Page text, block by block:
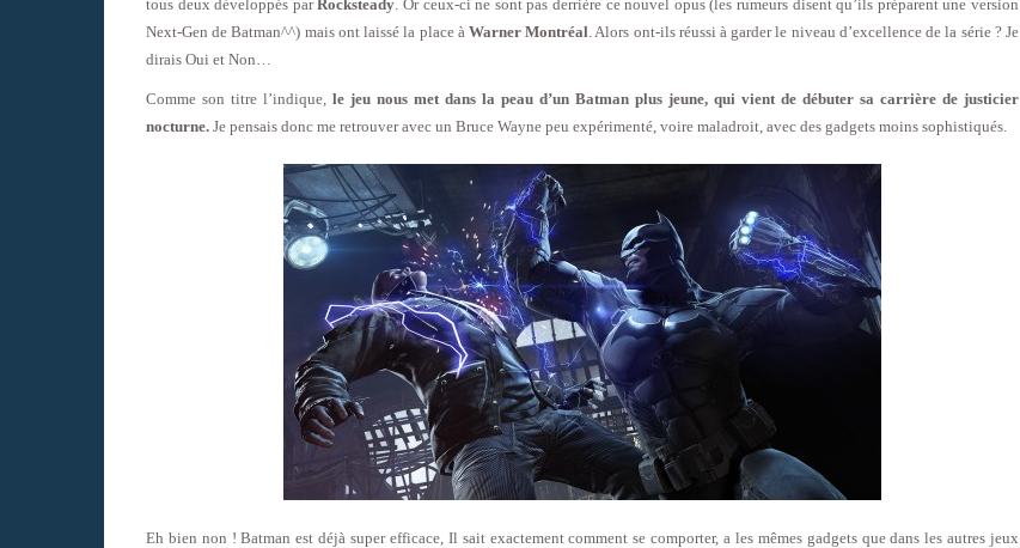
tous deux développés parRocksteady. Or ceux-ci ne sont pas derrière ce nouvel opus (les rumeurs disent qu’ils préparent une version
Next-Gen de Batman^^) mais ont laissé la place à Warner Montréal. Alors ont-ils réussi à garder le niveau d’excellence de la série ? Je
dirais Oui et Non…
Comme son titre l’indique, le jeu nous met dans la peau d’un Batman plus jeune, qui vient de débuter sa carrière de justicier
nocturne. Je pensais donc me retrouver avec un Bruce Wayne peu expérimenté, voire maladroit, avec des gadgets moins sophistiqués.
Eh bien non ! Batman est déjà super efficace, Il sait exactement comment se comporter, a les mêmes gadgets que dans les autres jeux